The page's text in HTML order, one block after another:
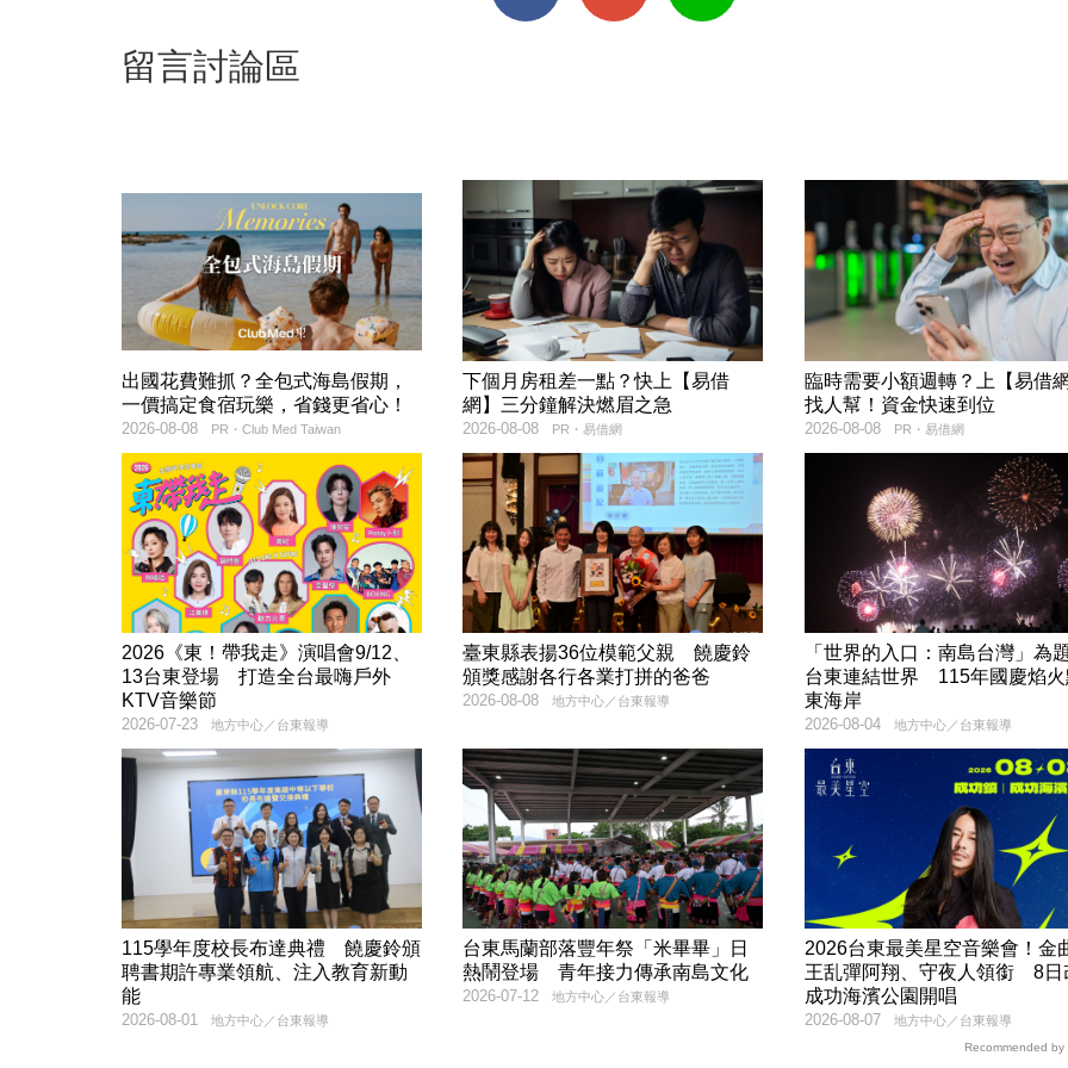
留言討論區
出國花費難抓？全包式海島假期，
一價搞定食宿玩樂，省錢更省心！
PR・Club Med Taiwan
2026-08-08
下個月房租差一點？快上【易借
網】三分鐘解決燃眉之急
PR・易借網
2026-08-08
臨時需要小額週轉？上【易借
找人幫！資金快速到位
PR・易借網
2026-08-08
2026《東！帶我走》演唱會9/12、
13台東登場 打造全台最嗨戶外
KTV音樂節
地方中心／台東報導
2026-07-23
臺東縣表揚36位模範父親 饒慶鈴
頒獎感謝各行各業打拼的爸爸
地方中心／台東報導
2026-08-08
「世界的入口：南島台灣」為
台東連結世界 115年國慶焰火
東海岸
地方中心／台東報導
2026-08-04
115學年度校長布達典禮 饒慶鈴頒
聘書期許專業領航、注入教育新動
能
地方中心／台東報導
2026-08-01
台東馬蘭部落豐年祭「米畢畢」日
熱鬧登場 青年接力傳承南島文化
地方中心／台東報導
2026-07-12
2026台東最美星空音樂會！金
王乱彈阿翔、守夜人領銜 8日
成功海濱公園開唱
地方中心／台東報導
2026-08-07
Recommended by